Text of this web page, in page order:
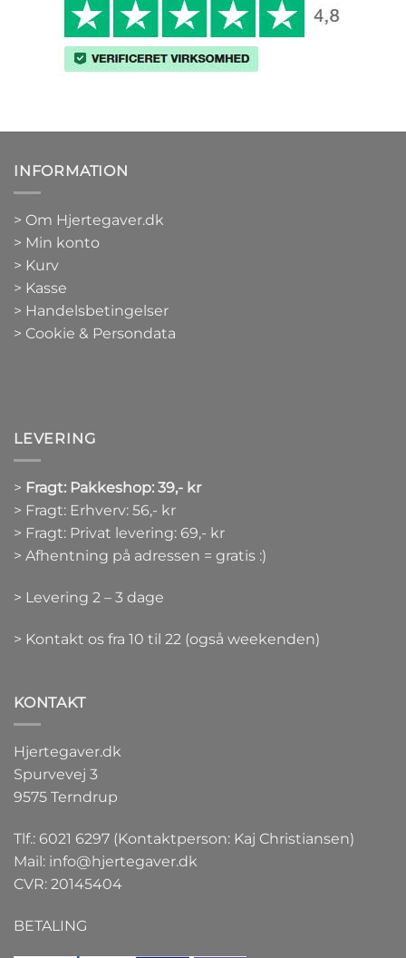
INFORMATION
> Om Hjertegaver.dk
> Min konto
> Kurv
> Kasse
> Handelsbetingelser
> Cookie & Persondata
LEVERING
> Fragt: Pakkeshop: 39,- kr
> Fragt: Erhverv: 56,- kr
> Fragt: Privat levering: 69,- kr
> Afhentning på adressen = gratis :)
> Levering 2 – 3 dage
> Kontakt os fra 10 til 22 (også weekenden)
KONTAKT
Hjertegaver.dk
Spurvevej 3
9575 Terndrup
Tlf.: 6021 6297 (Kontaktperson: Kaj Christiansen)
Mail: info@hjertegaver.dk
CVR: 20145404
BETALING